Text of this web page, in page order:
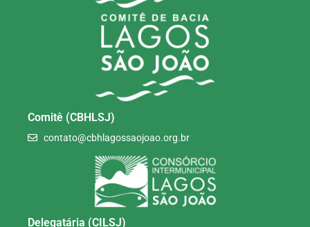
Comitê (CBHLSJ)
contato@cbhlagossaojoao.org.br
Delegatária (CILSJ)